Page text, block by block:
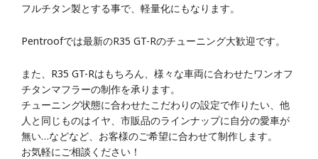
フルチタン製とする事で、軽量化にもなります。
Pentroofでは最新のR35 GT-Rのチューニング大歓迎です。
また、R35 GT-Rはもちろん、様々な車両に合わせたワンオフ
チタンマフラーの制作を承ります。
チューニング状態に合わせたこだわりの設定で作りたい、他
人と同じものはイヤ、市販品のラインナップに自分の愛車が
無い…などなど、お客様のご希望に合わせて制作します。
お気軽にご相談ください！